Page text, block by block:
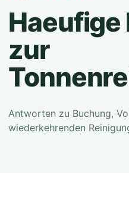
Haeufige
zur
Antworten zu Buchung,
wiederkehrenden